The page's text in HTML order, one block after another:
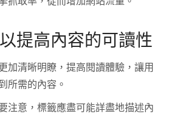
提高內容的可讀性
加清晰明瞭，提高閱讀體驗，讓用
所需的內容。
注意，標籤應盡可能詳盡地描述內